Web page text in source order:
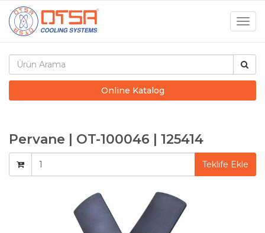
Online Katalog
Pervane | OT-100046 | 125414
Teklife Ekle